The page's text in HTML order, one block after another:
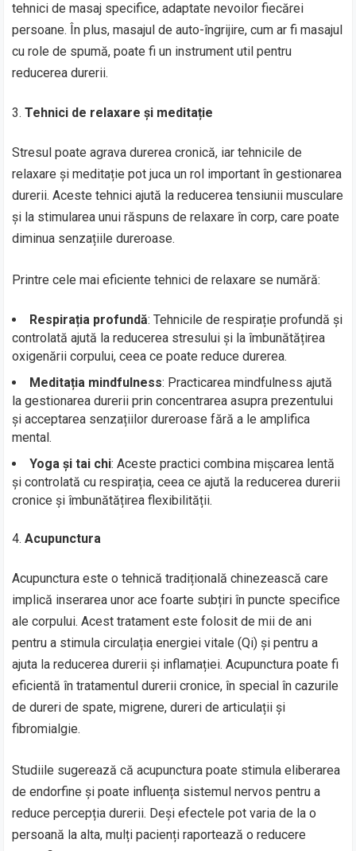
tehnici de masaj specifice, adaptate nevoilor fiecărei
persoane. În plus, masajul de auto-îngrijire, cum ar fi masajul
cu role de spumă, poate fi un instrument util pentru
reducerea durerii.
Tehnici de relaxare și meditație
Stresul poate agrava durerea cronică, iar tehnicile de
relaxare și meditație pot juca un rol important în gestionarea
durerii. Aceste tehnici ajută la reducerea tensiunii musculare
și la stimularea unui răspuns de relaxare în corp, care poate
diminua senzațiile dureroase.
Printre cele mai eficiente tehnici de relaxare se numără:
Respirația profundă: Tehnicile de respirație profundă și
controlată ajută la reducerea stresului și la îmbunătățirea
oxigenării corpului, ceea ce poate reduce durerea.
Meditația mindfulness: Practicarea mindfulness ajută
la gestionarea durerii prin concentrarea asupra prezentului
și acceptarea senzațiilor dureroase fără a le amplifica
mental.
Yoga și tai chi: Aceste practici combina mișcarea lentă
și controlată cu respirația, ceea ce ajută la reducerea durerii
cronice și îmbunătățirea flexibilității.
Acupunctura
Acupunctura este o tehnică tradițională chinezească care
implică inserarea unor ace foarte subțiri în puncte specifice
ale corpului. Acest tratament este folosit de mii de ani
pentru a stimula circulația energiei vitale (Qi) și pentru a
ajuta la reducerea durerii și inflamației. Acupunctura poate fi
eficientă în tratamentul durerii cronice, în special în cazurile
de dureri de spate, migrene, dureri de articulații și
fibromialgie.
Studiile sugerează că acupunctura poate stimula eliberarea
de endorfine și poate influența sistemul nervos pentru a
reduce percepția durerii. Deși efectele pot varia de la o
persoană la alta, mulți pacienți raportează o reducere